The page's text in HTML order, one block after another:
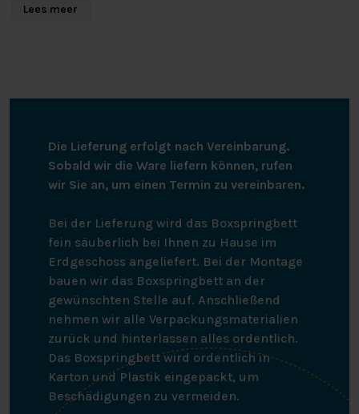
verwendet wurden. Das verleiht dem Bettbezug einen
doppelten Einschlagstreifen über die gesamte Breite.
Die Gesamtlänge des Bettbezugs beträgt 260 cm. Das
ist extra lang, damit du den Bettbezug leicht unter die
bekommst. Der Bettbezug ist für Bettdecken von 200
cm, 210 cm oder 220 cm geeignet.
Bessere Baumwolle
Wenn du dich für Baumwollprodukte von uns
entscheidest, unterstützt du unsere Investition in die
Mission von Better Cotton. Dieses Produkt wird über ein
Massenbilanzsystem beschafft und enthält daher
möglicherweise keine Better Cotton. Siehe
bettercotton.org/learnmore.
Lees meer
Die Lieferung erfolgt nach Vereinbarung.
Sobald wir die Ware liefern können, rufen
wir Sie an, um einen Termin zu vereinbaren.
Bei der Lieferung wird das Boxspringbett
fein säuberlich bei Ihnen zu Hause im
Erdgeschoss angeliefert. Bei der Montage
bauen wir das Boxspringbett an der
gewünschten Stelle auf. Anschließend
nehmen wir alle Verpackungsmaterialien
zurück und hinterlassen alles ordentlich.
Das Boxspringbett wird ordentlich in
Karton und Plastik eingepackt, um
Beschädigungen zu vermeiden.